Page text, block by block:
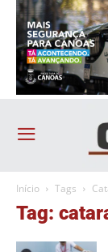
Início Tags
Tag: